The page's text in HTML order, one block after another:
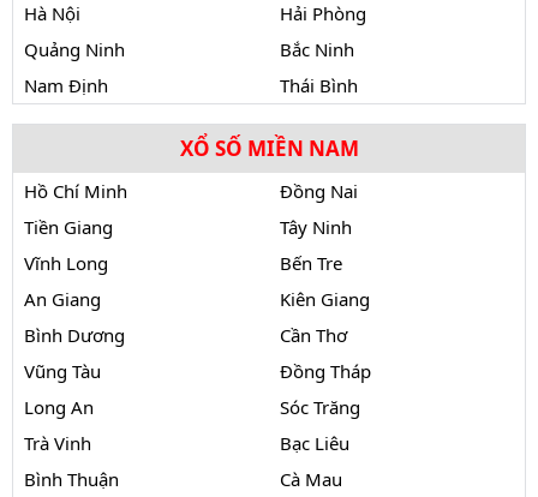
Hà Nội
Hải Phòng
Quảng Ninh
Bắc Ninh
Nam Định
Thái Bình
XỔ SỐ MIỀN NAM
Hồ Chí Minh
Đồng Nai
Tiền Giang
Tây Ninh
Vĩnh Long
Bến Tre
An Giang
Kiên Giang
Bình Dương
Cần Thơ
Vũng Tàu
Đồng Tháp
Long An
Sóc Trăng
Trà Vinh
Bạc Liêu
Bình Thuận
Cà Mau